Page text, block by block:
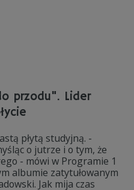
przodu". Lider
płytą studyjną. -
o jutrze i o tym, że
- mówi w Programie 1
albumie zatytułowanym
Jak mija czas